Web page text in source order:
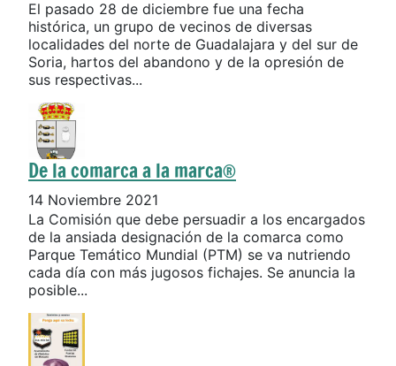
El pasado 28 de diciembre fue una fecha
histórica, un grupo de vecinos de diversas
localidades del norte de Guadalajara y del sur de
Soria, hartos del abandono y de la opresión de
sus respectivas...
De la comarca a la marca®
14 Noviembre 2021
La Comisión que debe persuadir a los encargados
de la ansiada designación de la comarca como
Parque Temático Mundial (PTM) se va nutriendo
cada día con más jugosos fichajes. Se anuncia la
posible...